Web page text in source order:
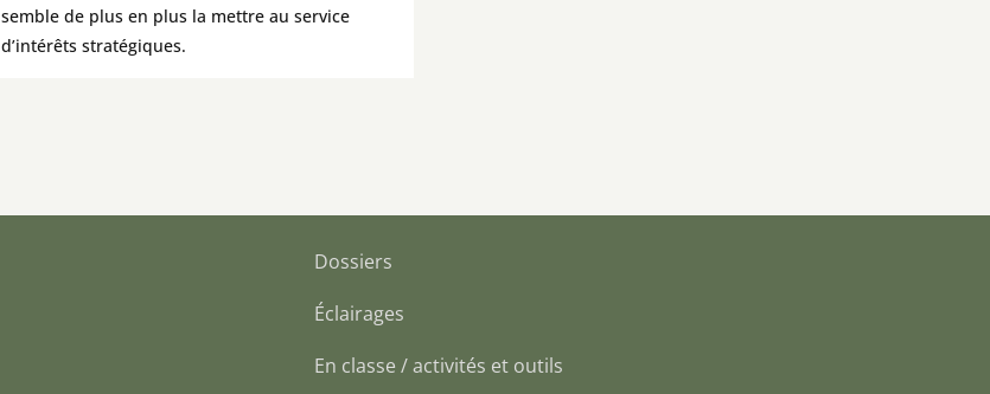
semble de plus en plus la mettre au service
d’intérêts stratégiques.
Dossiers
Éclairages
En classe / activités et outils